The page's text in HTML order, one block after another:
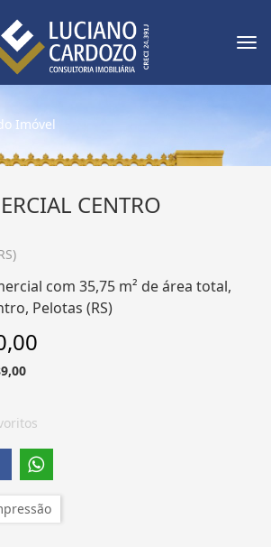
Imóvel
CENTRO
com 35,75 m² de área total,
Pelotas (RS)